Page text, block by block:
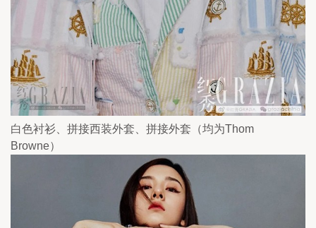
白色衬衫、拼接西装外套、拼接外套（均为Thom
Browne）